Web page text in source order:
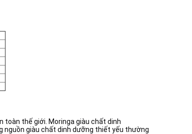
toàn thế giới. Moringa giàu chất dinh
nguồn giàu chất dinh dưỡng thiết yếu thường